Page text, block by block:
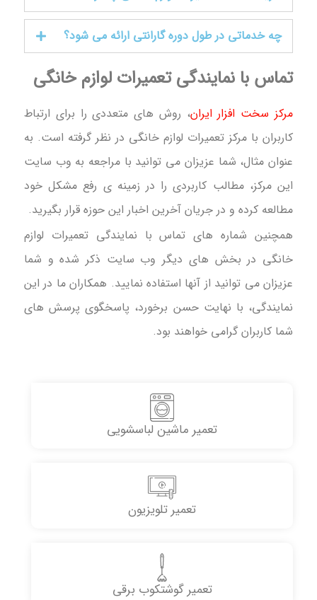
چه خدماتی در طول دوره گارانتی ارائه می شود؟
تماس با نمایندگی تعمیرات لوازم خانگی
مرکز سخت افزار ایران، روش های متعددی را برای ارتباط
کاربران با مرکز تعمیرات لوازم خانگی در نظر گرفته است. به
عنوان مثال، شما عزیزان می توانید با مراجعه به وب سایت
این مرکز، مطالب کاربردی را در زمینه ی رفع مشکل خود
مطالعه کرده و در جریان آخرین اخبار این حوزه قرار بگیرید.
همچنین شماره های تماس با نمایندگی تعمیرات لوازم
خانگی در بخش های دیگر وب سایت ذکر شده و شما
عزیزان می توانید از آنها استفاده نمایید. همکاران ما در این
نمایندگی، با نهایت حسن برخورد، پاسخگوی پرسش های
شما کاربران گرامی خواهند بود.
تعمیر ماشین لباسشویی
تعمیر تلویزیون
تعمیر گوشتکوب برقی